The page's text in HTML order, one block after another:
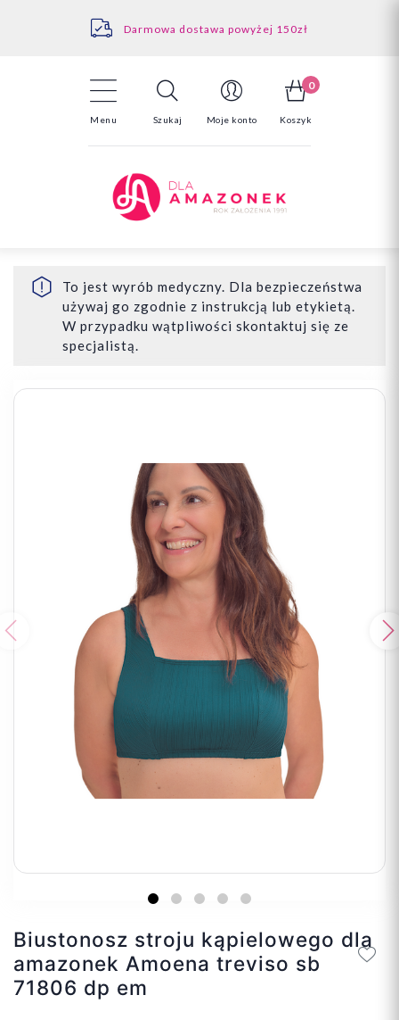
Darmowa dostawa powyżej 150zł
Odstąpienie od umowy - tutaj
Menu Szukaj Moje konto
0
Koszyk
To jest wyrób medyczny. Dla bezpieczeństwa
używaj go zgodnie z instrukcją lub etykietą.
W przypadku wątpliwości skontaktuj się ze
specjalistą.
Poprzedni
Biustonosz stroju kąpielowego dla
amazonek Amoena treviso sb
71806 dp em